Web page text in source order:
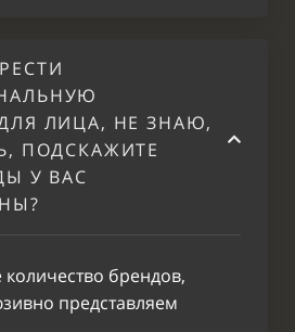
ЛИЦА, НЕ ЗНАЮ,
ПОДСКАЖИТЕ
У ВАС
брендов,
представляем